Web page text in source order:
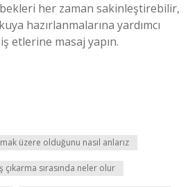
her zaman sakinleştirebilir,
hazırlanmalarına yardımcı
etlerine masaj yapın.
üzere olduğunu nasıl anlarız
sırasında neler olur